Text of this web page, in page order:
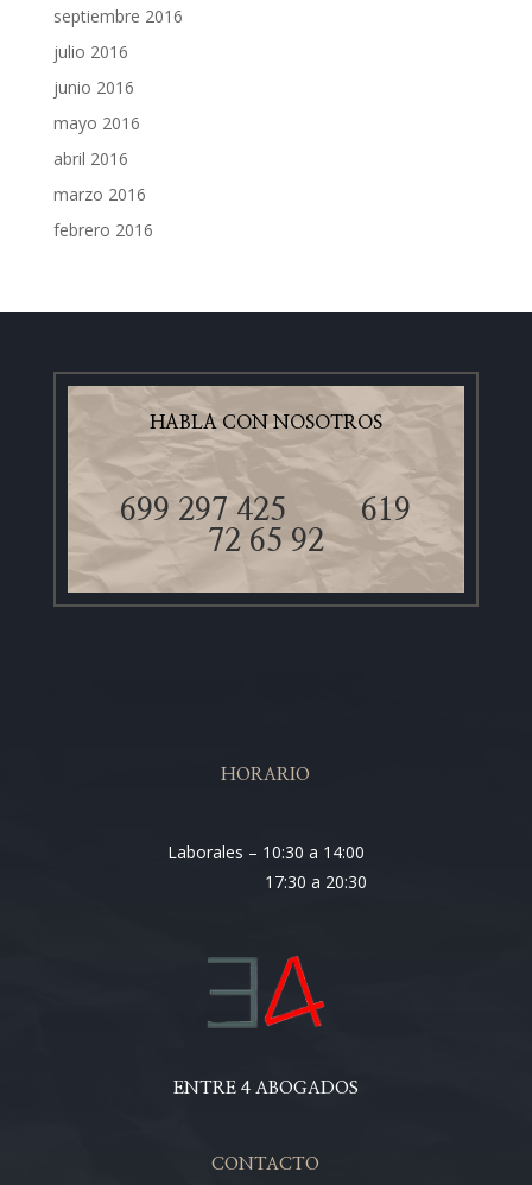
septiembre 2016
julio 2016
junio 2016
mayo 2016
abril 2016
marzo 2016
febrero 2016
HABLA CON NOSOTROS
699 297 425619
72 65 92
HORARIO
Laborales – 10:30 a 14:00
17:30 a 20:30
ENTRE 4 ABOGADOS
CONTACTO